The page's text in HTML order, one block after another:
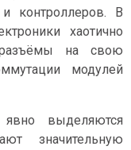
контроллеров. В
хаотично
разъёмы на свою
модулей
выделяются
значительную